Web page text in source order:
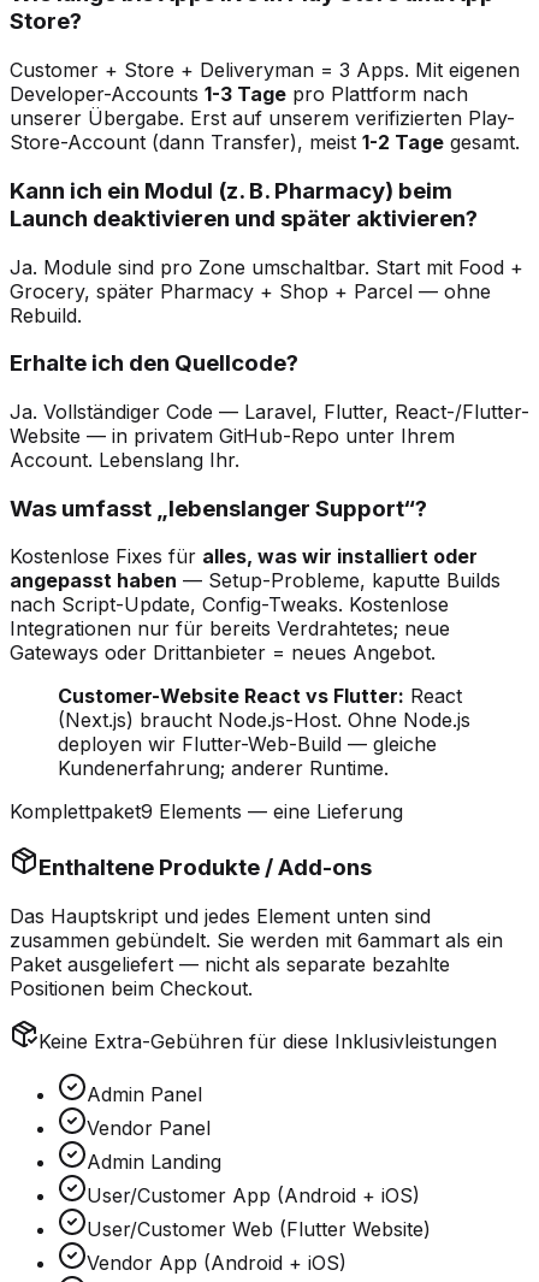
Store?
Customer + Store + Deliveryman = 3 Apps. Mit eigenen
Developer-Accounts 1-3 Tage pro Plattform nach
unserer Übergabe. Erst auf unserem verifizierten Play-
Store-Account (dann Transfer), meist 1-2 Tage gesamt.
Kann ich ein Modul (z. B. Pharmacy) beim
Launch deaktivieren und später aktivieren?
Ja. Module sind pro Zone umschaltbar. Start mit Food +
Grocery, später Pharmacy + Shop + Parcel — ohne
Rebuild.
Erhalte ich den Quellcode?
Ja. Vollständiger Code — Laravel, Flutter, React-/Flutter-
Website — in privatem GitHub-Repo unter Ihrem
Account. Lebenslang Ihr.
Was umfasst „lebenslanger Support“?
Kostenlose Fixes für alles, was wir installiert oder
angepasst haben — Setup-Probleme, kaputte Builds
nach Script-Update, Config-Tweaks. Kostenlose
Integrationen nur für bereits Verdrahtetes; neue
Gateways oder Drittanbieter = neues Angebot.
Customer-Website React vs Flutter: React
(Next.js) braucht Node.js-Host. Ohne Node.js
deployen wir Flutter-Web-Build — gleiche
Kundenerfahrung; anderer Runtime.
Komplettpaket9 Elements — eine Lieferung
Enthaltene Produkte / Add-ons
Das Hauptskript und jedes Element unten sind
zusammen gebündelt. Sie werden mit 6ammart als ein
Paket ausgeliefert — nicht als separate bezahlte
Positionen beim Checkout.
Keine Extra-Gebühren für diese Inklusivleistungen
Admin Panel
Vendor Panel
Admin Landing
User/Customer App (Android + iOS)
User/Customer Web (Flutter Website)
Vendor App (Android + iOS)